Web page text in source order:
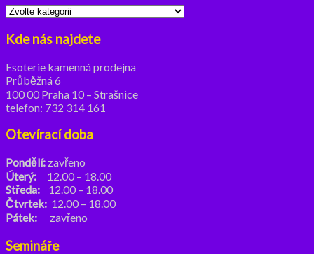
Kde nás najdete
Esoterie kamenná prodejna
Průběžná 6
100 00 Praha 10 – Strašnice
telefon: 732 314 161
Otevírací doba
Pondělí: zavřeno
Úterý: 12.00 – 18.00
Středa:
12.00 – 18.00
Čtvrtek: 12.00 – 18.00
Pátek: zavřeno
Semináře